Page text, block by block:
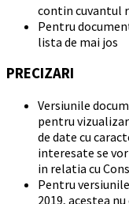
contin cuvantul
Pentru
lista de mai jos
PRECIZARI
Versiunile
pentru
de date cu
interesate se
in relatia cu
Pentru
2019, acestea